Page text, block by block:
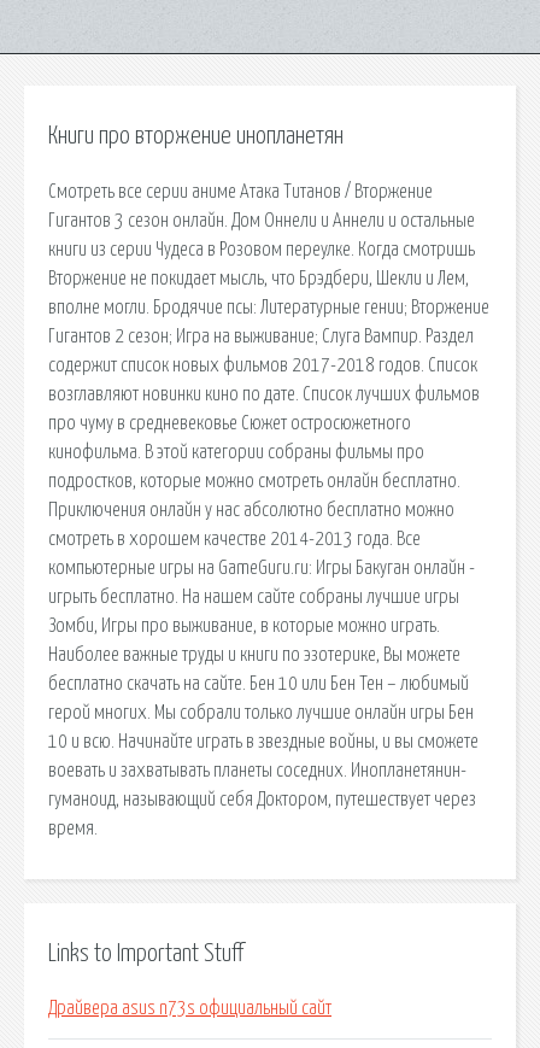
Книги про вторжение инопланетян
Смотреть все серии аниме Атака Титанов / Вторжение
Гигантов 3 сезон онлайн. Дом Оннели и Аннели и остальные
книги из серии Чудеса в Розовом переулке. Когда смотришь
Вторжение не покидает мысль, что Брэдбери, Шекли и Лем,
вполне могли. Бродячие псы: Литературные гении; Вторжение
Гигантов 2 сезон; Игра на выживание; Слуга Вампир. Раздел
содержит список новых фильмов 2017-2018 годов. Список
возглавляют новинки кино по дате. Список лучших фильмов
про чуму в средневековье Сюжет остросюжетного
кинофильма. В этой категории собраны фильмы про
подростков, которые можно смотреть онлайн бесплатно.
Приключения онлайн у нас абсолютно бесплатно можно
смотреть в хорошем качестве 2014-2013 года. Все
компьютерные игры на GameGuru.ru: Игры Бакуган онлайн -
игрыть бесплатно. На нашем сайте собраны лучшие игры
Зомби, Игры про выживание, в которые можно играть.
Наиболее важные труды и книги по эзотерике, Вы можете
бесплатно скачать на сайте. Бен 10 или Бен Тен – любимый
герой многих. Мы собрали только лучшие онлайн игры Бен
10 и всю. Начинайте играть в звездные войны, и вы сможете
воевать и захватывать планеты соседних. Инопланетянин-
гуманоид, называющий себя Доктором, путешествует через
время.
Links to Important Stuff
Драйвера asus n73s официальный сайт